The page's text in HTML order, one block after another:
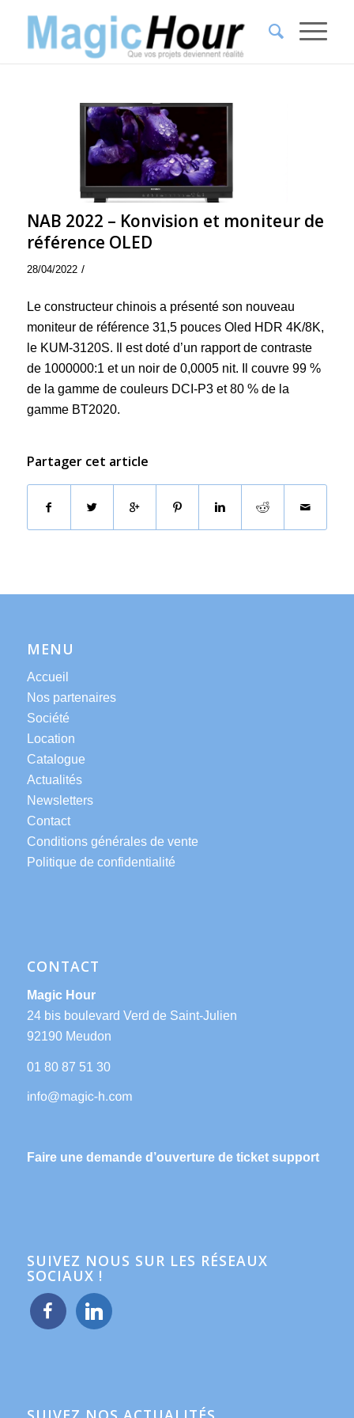
NAB 2022 – Konvision et moniteur de
référence OLED
28/04/2022 /
Le constructeur chinois a présenté son nouveau
moniteur de référence 31,5 pouces Oled HDR 4K/8K,
le KUM-3120S. Il est doté d’un rapport de contraste
de 1000000:1 et un noir de 0,0005 nit. Il couvre 99 %
de la gamme de couleurs DCI-P3 et 80 % de la
gamme BT2020.
Partager cet article
MENU
Accueil
Nos partenaires
Société
Location
Catalogue
Actualités
Newsletters
Contact
Conditions générales de vente
Politique de confidentialité
CONTACT
Magic Hour
24 bis boulevard Verd de Saint-Julien
92190 Meudon
01 80 87 51 30
Faire une demande d’ouverture de ticket support
SUIVEZ NOUS SUR LES RÉSEAUX
SOCIAUX !
facebook linkedin